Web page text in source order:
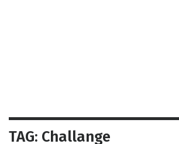
TAG: Challange